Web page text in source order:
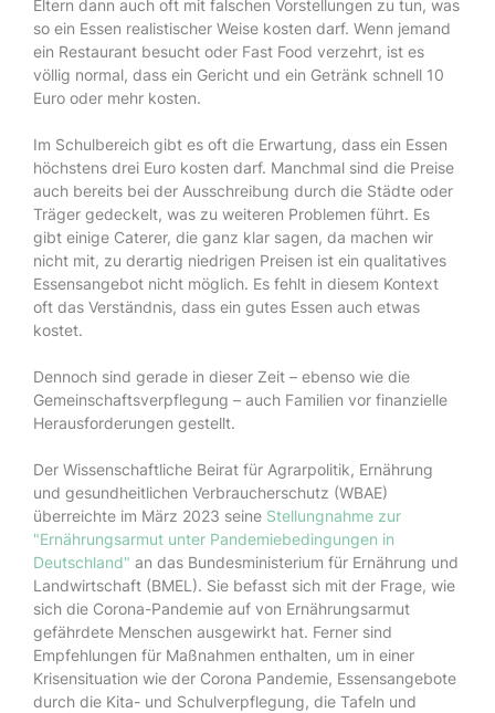
Eltern dann auch oft mit falschen Vorstellungen zu tun, was
so ein Essen realistischer Weise kosten darf. Wenn jemand
ein Restaurant besucht oder Fast Food verzehrt, ist es
völlig normal, dass ein Gericht und ein Getränk schnell 10
Euro oder mehr kosten.
Im Schulbereich gibt es oft die Erwartung, dass ein Essen
höchstens drei Euro kosten darf. Manchmal sind die Preise
auch bereits bei der Ausschreibung durch die Städte oder
Träger gedeckelt, was zu weiteren Problemen führt. Es
gibt einige Caterer, die ganz klar sagen, da machen wir
nicht mit, zu derartig niedrigen Preisen ist ein qualitatives
Essensangebot nicht möglich. Es fehlt in diesem Kontext
oft das Verständnis, dass ein gutes Essen auch etwas
kostet.
Dennoch sind gerade in dieser Zeit – ebenso wie die
Gemeinschaftsverpflegung – auch Familien vor finanzielle
Herausforderungen gestellt.
Der Wissenschaftliche Beirat für Agrarpolitik, Ernährung
und gesundheitlichen Verbraucherschutz (WBAE)
überreichte im März 2023 seine Stellungnahme zur
"Ernährungsarmut unter Pandemiebedingungen in
Deutschland" an das Bundesministerium für Ernährung und
Landwirtschaft (BMEL). Sie befasst sich mit der Frage, wie
sich die Corona-Pandemie auf von Ernährungsarmut
gefährdete Menschen ausgewirkt hat. Ferner sind
Empfehlungen für Maßnahmen enthalten, um in einer
Krisensituation wie der Corona Pandemie, Essensangebote
durch die Kita- und Schulverpflegung, die Tafeln und